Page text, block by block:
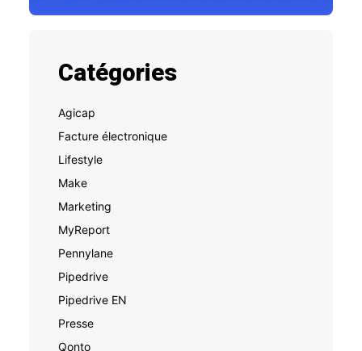
Catégories
Agicap
Facture électronique
Lifestyle
Make
Marketing
MyReport
Pennylane
Pipedrive
Pipedrive EN
Presse
Qonto